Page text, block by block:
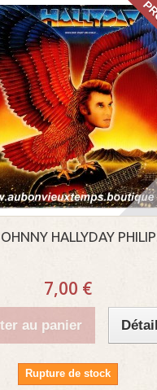
HALLYDAY
7,00 €
au panier
Rupture de stock